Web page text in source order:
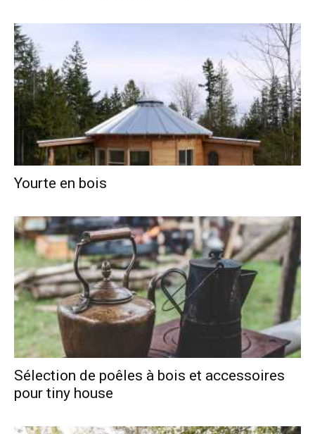
Yourte en bois
Sélection de poêles à bois et accessoires
pour tiny house